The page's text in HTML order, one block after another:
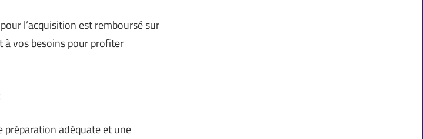
l’acquisition est remboursé sur
à vos besoins pour profiter
adéquate et une